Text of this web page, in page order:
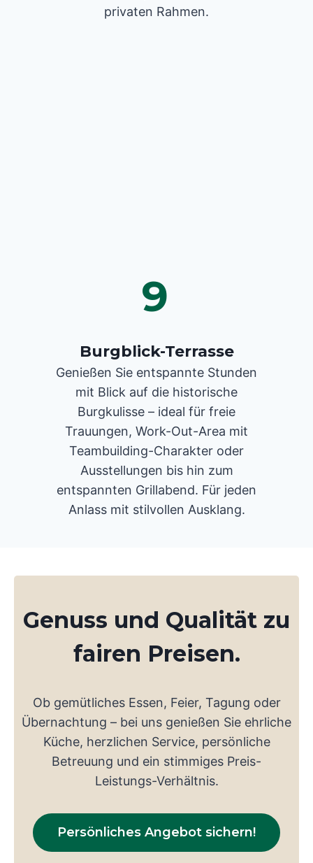
privaten Rahmen.
9
Burgblick-Terrasse
Genießen Sie entspannte Stunden
mit Blick auf die historische
Burgkulisse – ideal für freie
Trauungen, Work-Out-Area mit
Teambuilding-Charakter oder
Ausstellungen bis hin zum
entspannten Grillabend. Für jeden
Anlass mit stilvollen Ausklang.
Genuss und Qualität zu
fairen Preisen.
Ob gemütliches Essen, Feier, Tagung oder
Übernachtung – bei uns genießen Sie ehrliche
Küche, herzlichen Service, persönliche
Betreuung und ein stimmiges Preis-
Leistungs-Verhältnis.
Persönliches Angebot sichern!